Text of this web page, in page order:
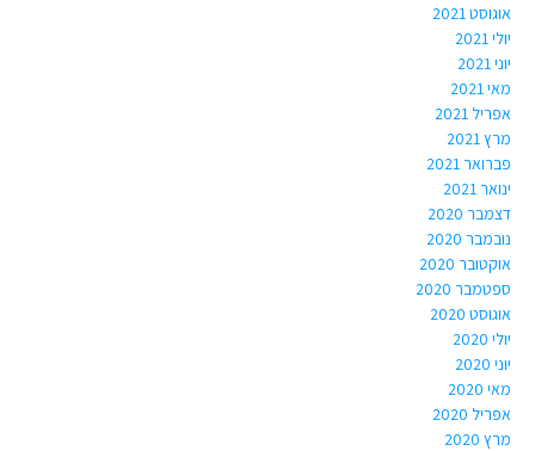
אוגוסט 2021
יולי 2021
יוני 2021
מאי 2021
אפריל 2021
מרץ 2021
פברואר 2021
ינואר 2021
דצמבר 2020
נובמבר 2020
אוקטובר 2020
ספטמבר 2020
אוגוסט 2020
יולי 2020
יוני 2020
מאי 2020
אפריל 2020
מרץ 2020